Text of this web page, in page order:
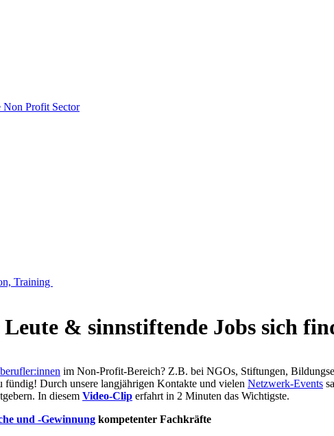
Non Profit Sector
Training
& sinnstiftende Jobs sich
im Non-Profit-Bereich? Z.B. bei NGOs, Stiftungen,
fündig! Durch unsere langjährigen Kontakte und vielen Netzwerk-Events
In diesem Video-Clip erfahrt in 2 Minuten das Wichtigste.
und -Gewinnung kompetenter Fachkräfte